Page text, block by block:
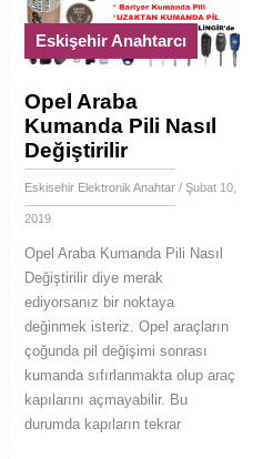
Eskişehir Anahtarcı
Opel Araba
Kumanda Pili Nasıl
Değiştirilir
Eskisehir Elektronik Anahtar/ Şubat 10,
2019
Opel Araba Kumanda Pili Nasıl
Değiştirilir diye merak
ediyorsanız bir noktaya
değinmek isteriz. Opel araçların
çoğunda pil değişimi sonrası
kumanda sıfırlanmakta olup araç
kapılarını açmayabilir. Bu
durumda kapıların tekrar